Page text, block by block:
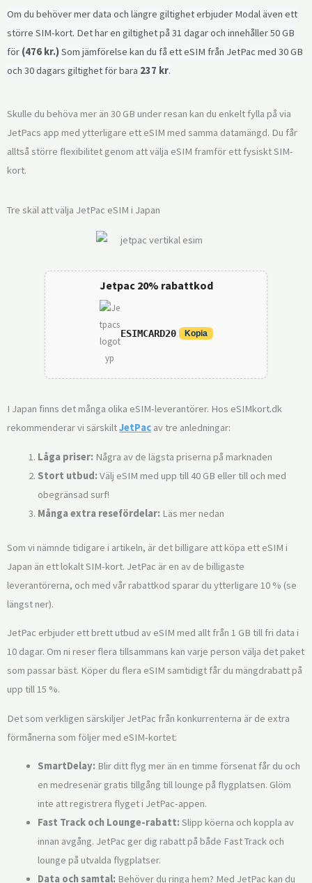
Om du behöver mer data och längre giltighet erbjuder Modal även ett
större SIM-kort. Det har en giltighet på 31 dagar och innehåller 50 GB
för (476 kr.)Som jämförelse kan du få ett eSIM från JetPac med 30 GB
och 30 dagars giltighet för bara 237 kr.
Skulle du behöva mer än 30 GB under resan kan du enkelt fylla på via
JetPacs app med ytterligare ett eSIM med samma datamängd. Du får
alltså större flexibilitet genom att välja eSIM framför ett fysiskt SIM-
kort.
Tre skäl att välja JetPac eSIM i Japan
I Japan finns det många olika eSIM-leverantörer. Hos eSIMkort.dk
rekommenderar vi särskiltJetPac av tre anledningar:
Låga priser: Några av de lägsta priserna på marknaden
Stort utbud: Välj eSIM med upp till 40 GB eller till och med
obegränsad surf!
Många extra resefördelar: Läs mer nedan
Som vi nämnde tidigare i artikeln, är det billigare att köpa ett eSIM i
Japan än ett lokalt SIM-kort. JetPac är en av de billigaste
leverantörerna, och med vår rabattkod sparar du ytterligare 10 % (se
längst ner).
JetPac erbjuder ett brett utbud av eSIM med allt från 1 GB till fri data i
10 dagar. Om ni reser flera tillsammans kan varje person välja det paket
som passar bäst. Köper du flera eSIM samtidigt får du mängdrabatt på
upp till 15 %.
Det som verkligen särskiljer JetPac från konkurrenterna är de extra
förmånerna som följer med eSIM-kortet:
SmartDelay: Blir ditt flyg mer än en timme försenat får du och
en medresenär gratis tillgång till lounge på flygplatsen. Glöm
inte att registrera flyget i JetPac-appen.
Fast Track och Lounge-rabatt: Slipp köerna och koppla av
innan avgång. JetPac ger dig rabatt på både Fast Track och
lounge på utvalda flygplatser.
Data och samtal: Behöver du ringa hem? Med JetPac kan du
Jetpac 20% rabattkod
ESIMCARD20 Kopia